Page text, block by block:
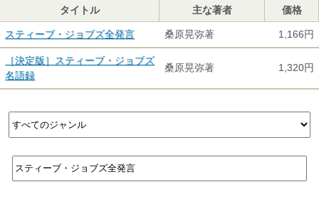
タイトル 主な著者 価格
スティーブ・ジョブズ全発言 桑原晃弥著 1,166円
［決定版］スティーブ・ジョブズ
名語録
桑原晃弥著 1,320円